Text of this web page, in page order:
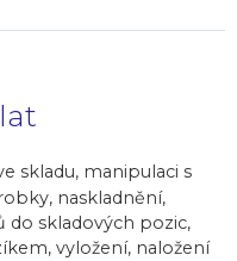
skladu, manipulaci s
naskladnění,
skladových pozic,
vyložení, naložení